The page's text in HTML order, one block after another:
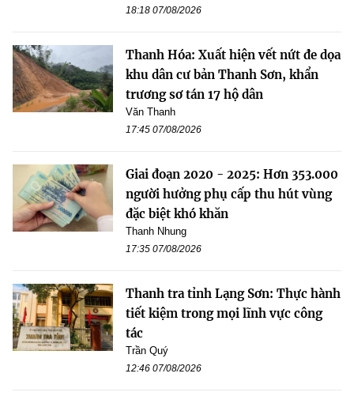
18:18 07/08/2026
Thanh Hóa: Xuất hiện vết nứt đe dọa
khu dân cư bản Thanh Sơn, khẩn
trương sơ tán 17 hộ dân
Văn Thanh
17:45 07/08/2026
Giai đoạn 2020 - 2025: Hơn 353.000
người hưởng phụ cấp thu hút vùng
đặc biệt khó khăn
Thanh Nhung
17:35 07/08/2026
Thanh tra tỉnh Lạng Sơn: Thực hành
tiết kiệm trong mọi lĩnh vực công
tác
Trần Quý
12:46 07/08/2026